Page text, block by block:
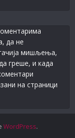
да не
мишљења,
греше, и када
на страници
WordPress.